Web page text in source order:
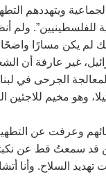
للفلسطينيين”. ولم
لم يكن مسارًا
غير عارفة أن
وهو مخيم
تهديد السلاح.